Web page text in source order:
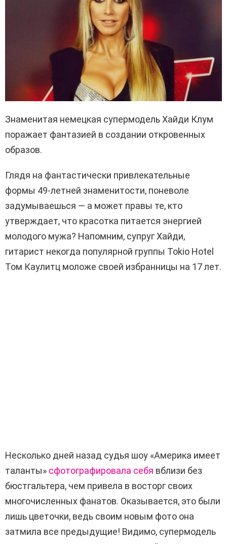
Знаменитая немецкая супермодель Хайди Клум
поражает фантазией в создании откровенных
образов.
Глядя на фантастически привлекательные
формы 49-летней знаменитости, поневоле
задумываешься — а может правы те, кто
утверждает, что красотка питается энергией
молодого мужа? Напомним, супруг Хайди,
гитарист некогда популярной группы Tokio Hotel
Том Каулитц моложе своей избранницы на 17 лет.
Несколько дней назад судья шоу «Америка имеет
таланты» сфотографировала себя вблизи без
бюстгальтера, чем привела в восторг своих
многочисленных фанатов. Оказывается, это были
лишь цветочки, ведь своим новым фото она
затмила все предыдущие! Видимо, супермодель